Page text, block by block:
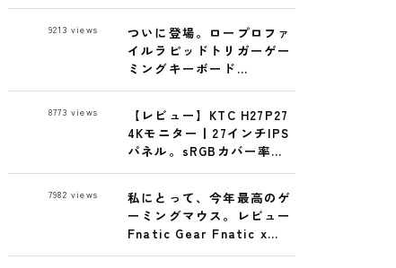
ついに登場。ロープロファ
イルラピッドトリガーゲー
ミングキーボード
9213 views
【レビュー】KTC H27P27
4Kモニター丨27インチIPS
パネル。sRGBカバー率実
8773 views
私にとって、今年最高のゲ
ーミングマウス。レビュー
Fnatic Gear Fnatic x
7982 views